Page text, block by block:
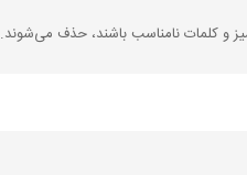
و کلمات نامناسب باشند، حذف می‌شوند.